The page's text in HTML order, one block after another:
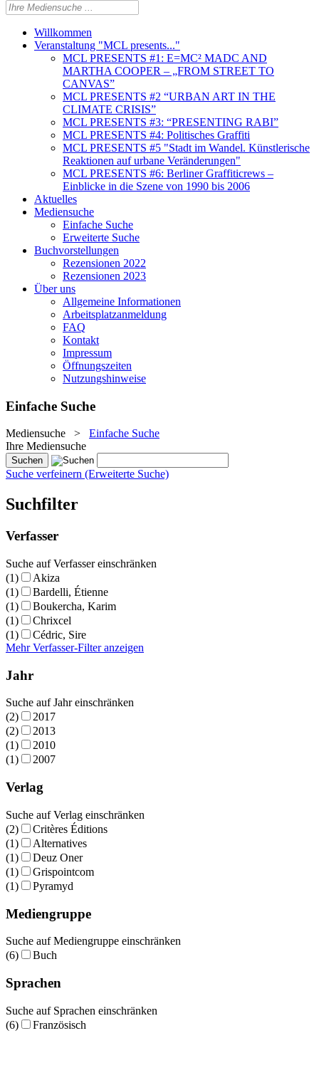
Willkommen
Veranstaltung "MCL presents..."
MCL PRESENTS #1: E=MC² MADC AND
MARTHA COOPER – „FROM STREET TO
CANVAS”
MCL PRESENTS #2 “URBAN ART IN THE
CLIMATE CRISIS”
MCL PRESENTS #3: “PRESENTING RABI”
MCL PRESENTS #4: Politisches Graffiti
MCL PRESENTS #5 "Stadt im Wandel. Künstlerische
Reaktionen auf urbane Veränderungen"
MCL PRESENTS #6: Berliner Graffiticrews –
Einblicke in die Szene von 1990 bis 2006
Aktuelles
Mediensuche
Einfache Suche
Erweiterte Suche
Buchvorstellungen
Rezensionen 2022
Rezensionen 2023
Über uns
Allgemeine Informationen
Arbeitsplatzanmeldung
FAQ
Kontakt
Impressum
Öffnungszeiten
Nutzungshinweise
Einfache Suche
Mediensuche > Einfache Suche
Ihre Mediensuche
Suche verfeinern (Erweiterte Suche)
Suchfilter
Verfasser
Suche auf Verfasser einschränken
(1)
Akiza
(1)
Bardelli, Étienne
(1)
Boukercha, Karim
(1)
Chrixcel
(1)
Cédric, Sire
Mehr Verfasser-Filter anzeigen
Jahr
Suche auf Jahr einschränken
(2)
2017
(2)
2013
(1)
2010
(1)
2007
Verlag
Suche auf Verlag einschränken
(2)
Critères Éditions
(1)
Alternatives
(1)
Deuz Oner
(1)
Grispointcom
(1)
Pyramyd
Mediengruppe
Suche auf Mediengruppe einschränken
(6)
Buch
Sprachen
Suche auf Sprachen einschränken
(6)
Französisch